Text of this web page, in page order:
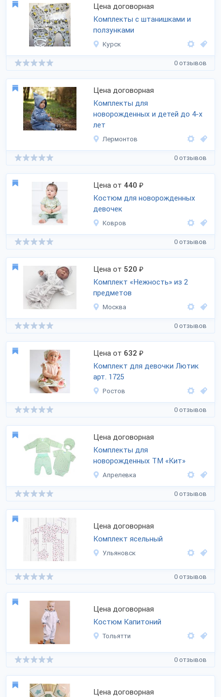
Цена договорная
Комплекты с штанишками и
ползунками
Курск
0 отзывов
Цена договорная
Комплекты для
новорожденных и детей до 4-х
лет
Лермонтов
0 отзывов
Цена от 440 ₽
Костюм для новорожденных
девочек
Ковров
0 отзывов
Цена от 520 ₽
Комплект «Нежность» из 2
предметов
Москва
0 отзывов
Цена от 632 ₽
Комплект для девочки Лютик
арт. 1725
Ростов
0 отзывов
Цена договорная
Комплекты для
новорожденных ТМ «Кит»
Апрелевка
0 отзывов
Цена договорная
Комплект ясельный
Ульяновск
0 отзывов
Цена договорная
Костюм Капитоний
Тольятти
0 отзывов
Цена договорная